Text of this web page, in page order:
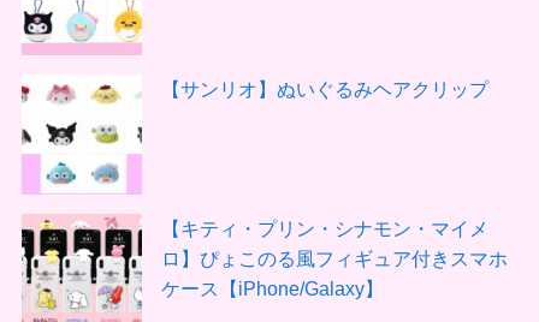
【サンリオ】ぬいぐるみヘアクリップ
【キティ・プリン・シナモン・マイメ
ロ】ぴょこのる風フィギュア付きスマホ
ケース【iPhone/Galaxy】